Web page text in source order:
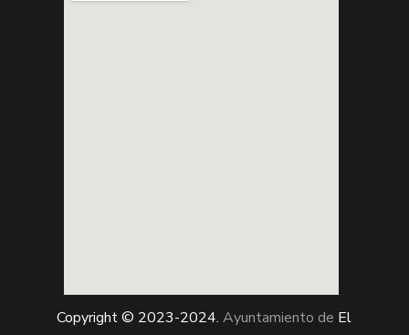
Copyright © 2023-2024. Ayuntamiento de El